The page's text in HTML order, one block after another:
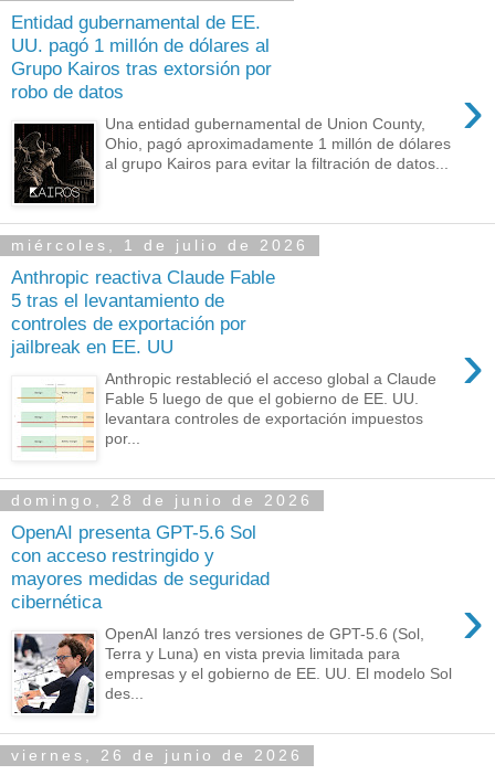
Entidad gubernamental de EE.
UU. pagó 1 millón de dólares al
Grupo Kairos tras extorsión por
robo de datos
›
Una entidad gubernamental de Union County,
Ohio, pagó aproximadamente 1 millón de dólares
al grupo Kairos para evitar la filtración de datos...
miércoles, 1 de julio de 2026
Anthropic reactiva Claude Fable
5 tras el levantamiento de
controles de exportación por
jailbreak en EE. UU
›
Anthropic restableció el acceso global a Claude
Fable 5 luego de que el gobierno de EE. UU.
levantara controles de exportación impuestos
por...
domingo, 28 de junio de 2026
OpenAI presenta GPT-5.6 Sol
con acceso restringido y
mayores medidas de seguridad
cibernética
›
OpenAI lanzó tres versiones de GPT-5.6 (Sol,
Terra y Luna) en vista previa limitada para
empresas y el gobierno de EE. UU. El modelo Sol
des...
viernes, 26 de junio de 2026